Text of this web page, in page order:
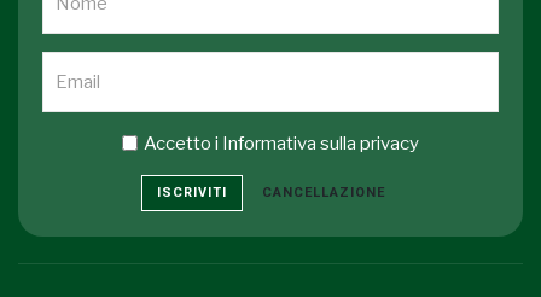
Accetto i Informativa sulla privacy
ISCRIVITI CANCELLAZIONE